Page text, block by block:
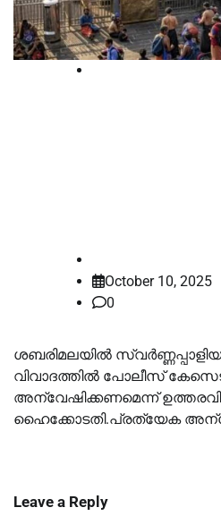
October 10, 2025
0
ശബരിമലയില്‍
വിവാദത്തില്‍ പോലീസ്
അന്വേഷിക്കണമെന്ന്
ഹൈക്കോടതി.പ്രത്യേക
Leave a Reply